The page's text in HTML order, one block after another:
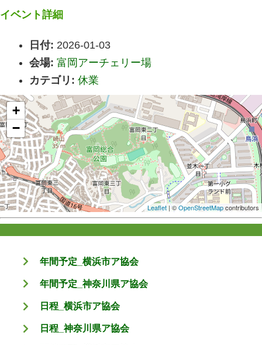
イベント詳細
日付: 2026-01-03
会場: 富岡アーチェリー場
カテゴリ: 休業
+
−
Leaflet | ©OpenStreetMapcontributors
年間予定_横浜市ア協会
年間予定_神奈川県ア協会
日程_横浜市ア協会
日程_神奈川県ア協会